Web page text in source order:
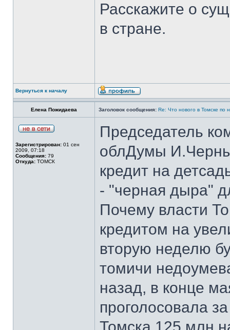
Расскажите о
в стране.
Вернуться к началу
Елена Пожидаева Заголовок сообщения: Re: Что нового в Томске по
Зарегистрирован: 01 сен
2009, 07:18
Сообщения: 79
Откуда: ТОМСК
Председатель
облДумы
кредит на
- "черная дыра"
Почему власти
кредитом на
вторую неделю
томичи
назад, в конце
проголосовала